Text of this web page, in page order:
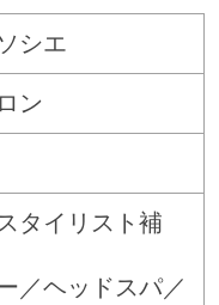
シエ
ン
タイリスト補
／ヘッドスパ／